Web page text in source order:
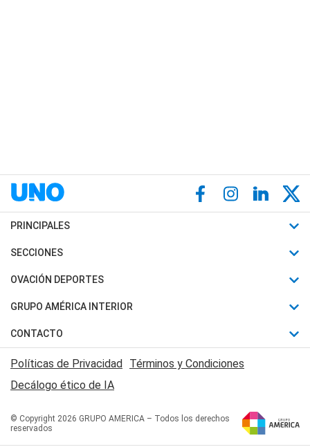
PRINCIPALES
Últimas Noticias
Política
Judiciales
Economia
SECCIONES
Horóscopo
Motores
Trucos caseros
Series y Películas
Edictos y Solicitadas
OVACIÓN DEPORTES
Fútbol
Mundial
Automovilismo
Rugby
Básquet
GRUPO AMÉRICA INTERIOR
Canal 7 en Vivo
San Juan 8
CONTACTO
Acerca de Nosotros
Contactanos
Políticas de Privacidad Términos y Condiciones
Decálogo ético de IA
© Copyright 2026 GRUPO AMERICA – Todos los derechos
reservados